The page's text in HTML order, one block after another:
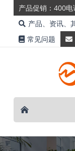
产品促销：400
产品、资讯、
常见问题